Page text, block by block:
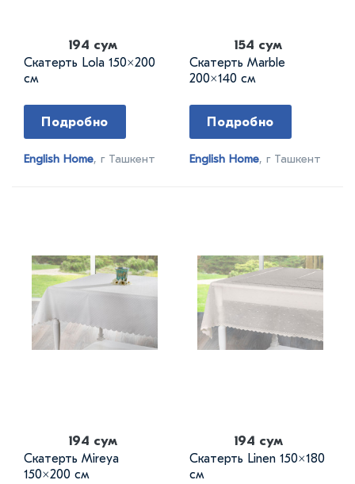
194 сум
Скатерть Lola 150×200
см
Подробно
English Home, г Ташкент
154 сум
Скатерть Marble
200×140 см
Подробно
English Home, г Ташкент
194 сум
Скатерть Mireya
150×200 см
194 сум
Скатерть Linen 150×180
см